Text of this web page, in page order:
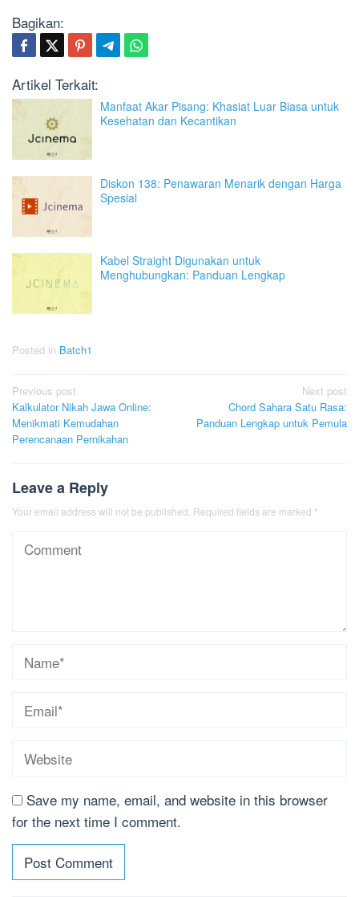
Bagikan:
Artikel Terkait:
Manfaat Akar Pisang: Khasiat Luar Biasa untuk
Kesehatan dan Kecantikan
Diskon 138: Penawaran Menarik dengan Harga
Spesial
Kabel Straight Digunakan untuk
Menghubungkan: Panduan Lengkap
Posted in Batch1
Post
navigation
Previous post
Kalkulator Nikah Jawa Online:
Menikmati Kemudahan
Perencanaan Pernikahan
Next post
Chord Sahara Satu Rasa:
Panduan Lengkap untuk Pemula
Leave a Reply
Your email address will not be published. Required fields are marked *
Save my name, email, and website in this browser
for the next time I comment.